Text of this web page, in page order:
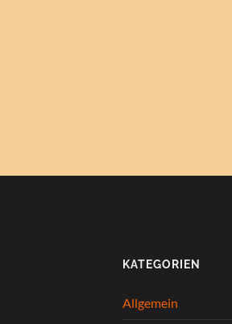
KATEGORIEN
Allgemein